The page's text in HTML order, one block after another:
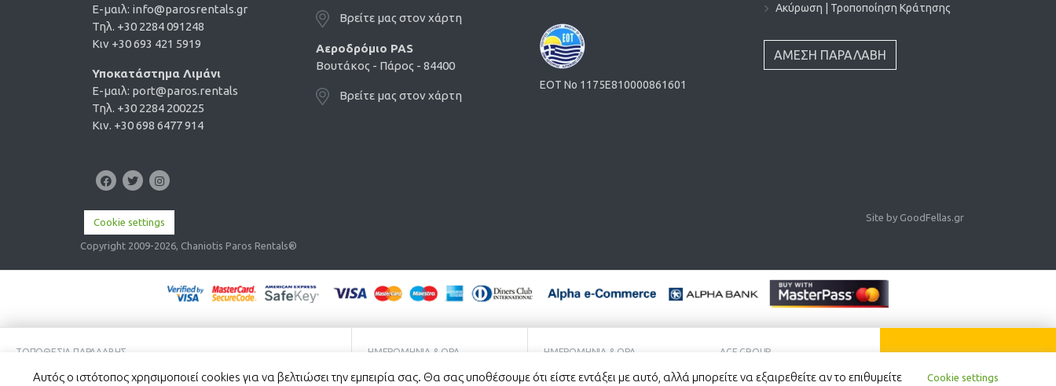
ΤΟΠΟΘΕΣΊΑ ΠΑΡΑΛΑΒΉΣ
ΗΜΕΡΟΜΗΝΊΑ & ΏΡΑ
ΗΜΕΡΟΜΗΝΊΑ & ΏΡΑ
AGE GROUP
ΑΝΑΖΗΤΗΣΗ
E-μαιλ: info@parosrentals.gr
Τηλ. +30 2284 091248
Κιν +30 693 421 5919
Υποκατάστημα Λιμάνι
E-μαιλ: port@paros.rentals
Τηλ. +30 2284 200225
Κιν. +30 698 6477 914
Βρείτε μας στον χάρτη
Αεροδρόμιο PAS
Βουτάκος - Πάρος - 84400
Βρείτε μας στον χάρτη
EOT No 1175E810000861601
Ακύρωση | Τροποποίηση Κράτησης
ΑΜΕΣΗ ΠΑΡΑΛΑΒΗ
Cookie settings
Copyright 2009-2026, Chaniotis Paros Rentals®
Site by GoodFellas.gr
Αυτός ο ιστότοπος χρησιμοποιεί cookies για να βελτιώσει την εμπειρία σας. Θα σας υποθέσουμε ότι είστε εντάξει με αυτό, αλλά μπορείτε να εξαιρεθείτε αν το επιθυμείτε Cookie settings